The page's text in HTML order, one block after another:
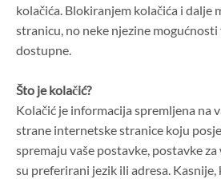
kolačića. Blokiranjem kolačića i dalje
stranicu, no neke njezine mogućnosti
dostupne.
Što je kolačić?
Kolačić je informacija spremljena na
strane internetske stranice koju
spremaju vaše postavke, postavke
su preferirani jezik ili adresa.